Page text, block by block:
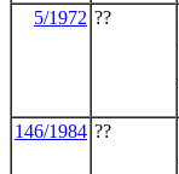
5/1972 ??
146/1984 ??